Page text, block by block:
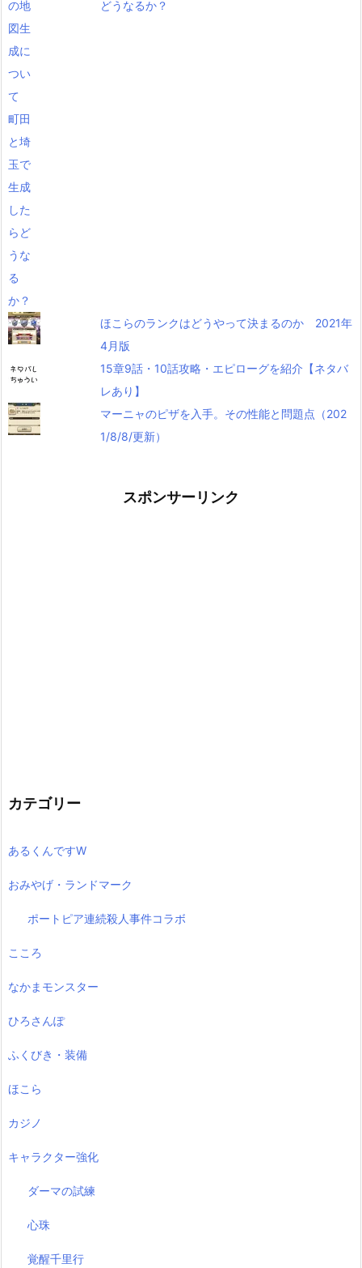
どうなるか？
ほこらのランクはどうやって決まるのか 2021年
4月版
15章9話・10話攻略・エピローグを紹介【ネタバ
レあり】
マーニャのピザを入手。その性能と問題点（202
1/8/8/更新）
スポンサーリンク
カテゴリー
あるくんですW
おみやげ・ランドマーク
ポートピア連続殺人事件コラボ
こころ
なかまモンスター
ひろさんぽ
ふくびき・装備
ほこら
カジノ
キャラクター強化
ダーマの試練
心珠
覚醒千里行